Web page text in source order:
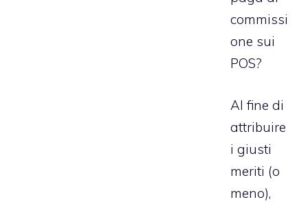
commissi
one sui
POS?
Al fine di
attribuire
i giusti
meriti (o
meno),